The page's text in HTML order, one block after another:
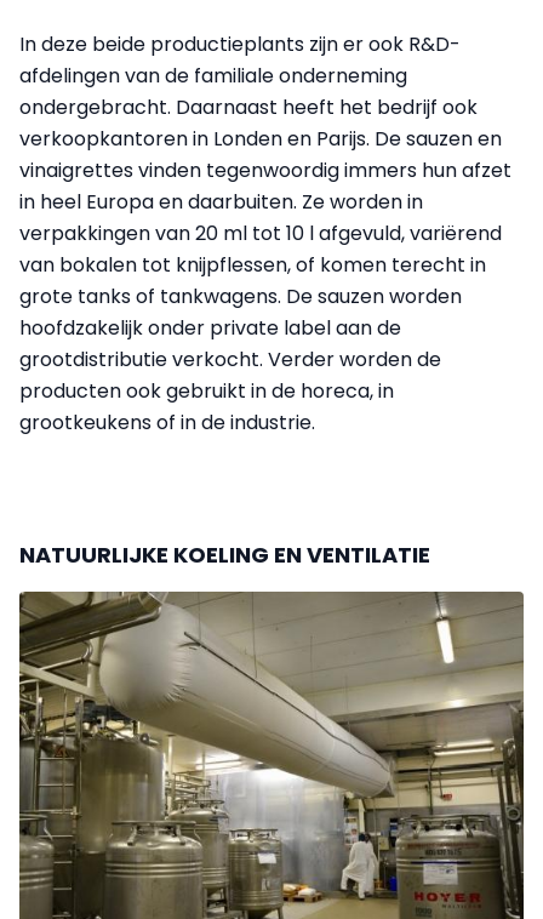
In deze beide productieplants zijn er ook R&D-
afdelingen van de familiale onderneming
ondergebracht. Daarnaast heeft het bedrijf ook
verkoopkantoren in Londen en Parijs. De sauzen en
vinaigrettes vinden tegenwoordig immers hun afzet
in heel Europa en daarbuiten. Ze worden in
verpakkingen van 20 ml tot 10 l afgevuld, variërend
van bokalen tot knijpflessen, of komen terecht in
grote tanks of tankwagens. De sauzen worden
hoofdzakelijk onder private label aan de
grootdistributie verkocht. Verder worden de
producten ook gebruikt in de horeca, in
grootkeukens of in de industrie.
NATUURLIJKE KOELING EN VENTILATIE